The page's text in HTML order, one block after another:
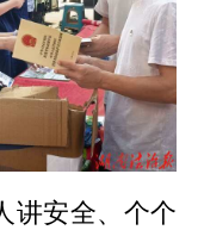
讲安全、个个